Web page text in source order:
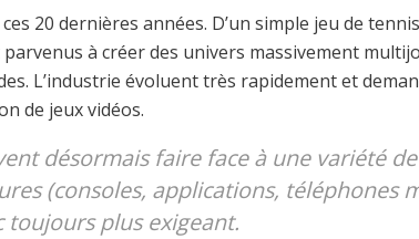
20 dernières années. D’un simple jeu de
à créer des univers massivement
L’industrie évoluent très rapidement et
de jeux vidéos.
désormais faire face à une variété
(consoles, applications, téléphones
plus exigeant.